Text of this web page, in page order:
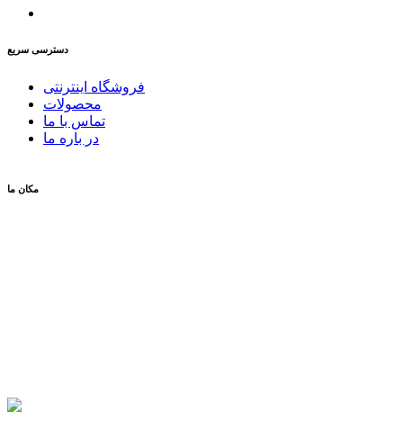
دسترسی سریع
فروشگاه اینترنتی
محصولات
تماس با ما
در باره ما
مکان ما